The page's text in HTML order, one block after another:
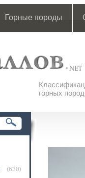
Горные породы
горных
(630)